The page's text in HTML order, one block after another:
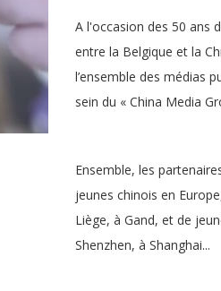
A l'occasion des 50 ans
entre la Belgique et la
l’ensemble des médias
sein du « China Media
Ensemble, les
jeunes chinois en
Liège, à Gand, et de
Shenzhen, à Shanghai...